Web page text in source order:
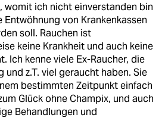
womit ich nicht einverstanden bin
Entwöhnung von Krankenkassen
soll. Rauchen ist
keine Krankheit und auch keine
Ich kenne viele Ex-Raucher, die
und z.T. viel geraucht haben. Sie
bestimmten Zeitpunkt einfach
Glück ohne Champix, und auch
Behandlungen und